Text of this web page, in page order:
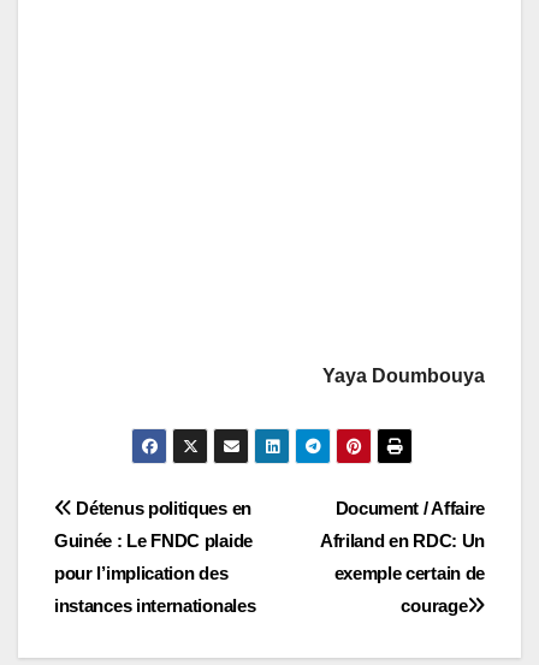
Yaya Doumbouya
Navigation
de
l’article
Document / Affaire
Afriland en RDC: Un
exemple certain de
courage
Détenus politiques en
Guinée : Le FNDC plaide
pour l’implication des
instances internationales